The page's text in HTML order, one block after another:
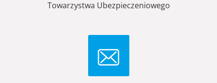
Towarzystwa Ubezpieczeniowego